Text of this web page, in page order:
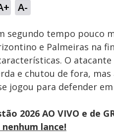
A-
Ativar
Som
segundo tempo pouco
e Palmeiras na
O
e chutou de fora,
jogou para defender
2026 AO VIVO e de
nenhum lance!